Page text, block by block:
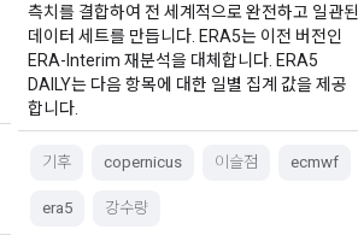
측치를 결합하여 전 세계적으로 완전하고 일관된
데이터 세트를 만듭니다. ERA5는 이전 버전인
ERA-Interim 재분석을 대체합니다. ERA5
DAILY는 다음 항목에 대한 일별 집계 값을 제공
합니다.
기후 copernicus 이슬점 ecmwf
era5 강수량